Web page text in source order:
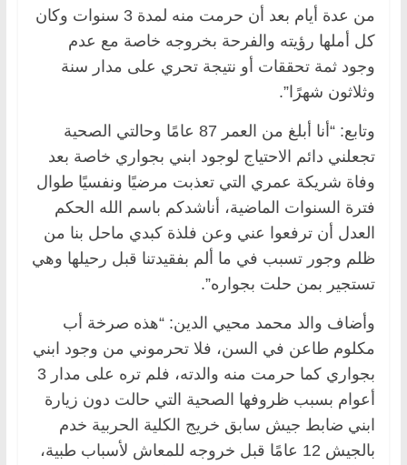
من عدة أيام بعد أن حرمت منه لمدة 3 سنوات وكان
كل أملها رؤيته والفرحة بخروجه خاصة مع عدم
وجود ثمة تحققات أو نتيجة تحري على مدار سنة
وثلاثون شهرًا”.
وتابع: “أنا أبلغ من العمر 87 عامًا وحالتي الصحية
تجعلني دائم الاحتياج لوجود ابني بجواري خاصة بعد
وفاة شريكة عمري التي تعذبت مرضيًا ونفسيًا طوال
فترة السنوات الماضية، أناشدكم باسم الله الحكم
العدل أن ترفعوا عني وعن فلذة كبدي ماحل بنا من
ظلم وجور تسبب في ما ألم بفقيدتنا قبل رحيلها وهي
تستجير بمن حلت بجواره”.
وأضاف والد محمد محيي الدين: “هذه صرخة أب
مكلوم طاعن في السن، فلا تحرموني من وجود ابني
بجواري كما حرمت منه والدته، فلم تره على مدار 3
أعوام بسبب ظروفها الصحية التي حالت دون زيارة
ابني ضابط جيش سابق خريج الكلية الحربية خدم
بالجيش 12 عامًا قبل خروجه للمعاش لأسباب طبية،